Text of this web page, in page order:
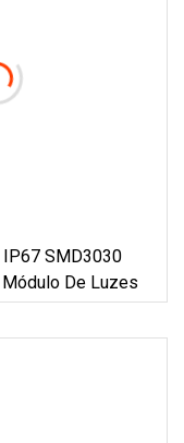
IP67 SMD3030
De Luzes